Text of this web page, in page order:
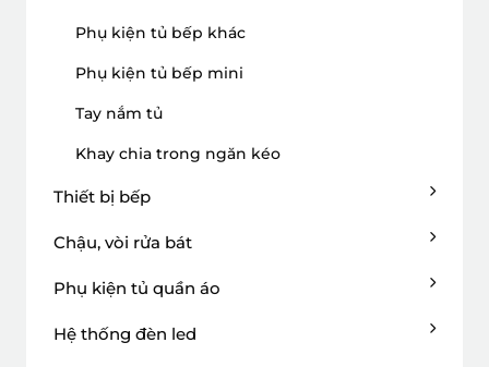
Phụ kiện tủ bếp khác
Phụ kiện tủ bếp mini
Tay nắm tủ
Khay chia trong ngăn kéo
Thiết bị bếp
Chậu, vòi rửa bát
Phụ kiện tủ quần áo
Hệ thống đèn led